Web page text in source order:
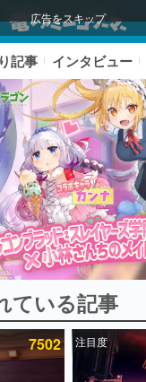
広告をスキップ
プ
ている記事ランキング
記事 インタビュー
ている記事
7502 注目度